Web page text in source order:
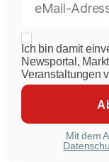
Ich bin damit
Newsportal,
Veranstaltungen
Mit dem